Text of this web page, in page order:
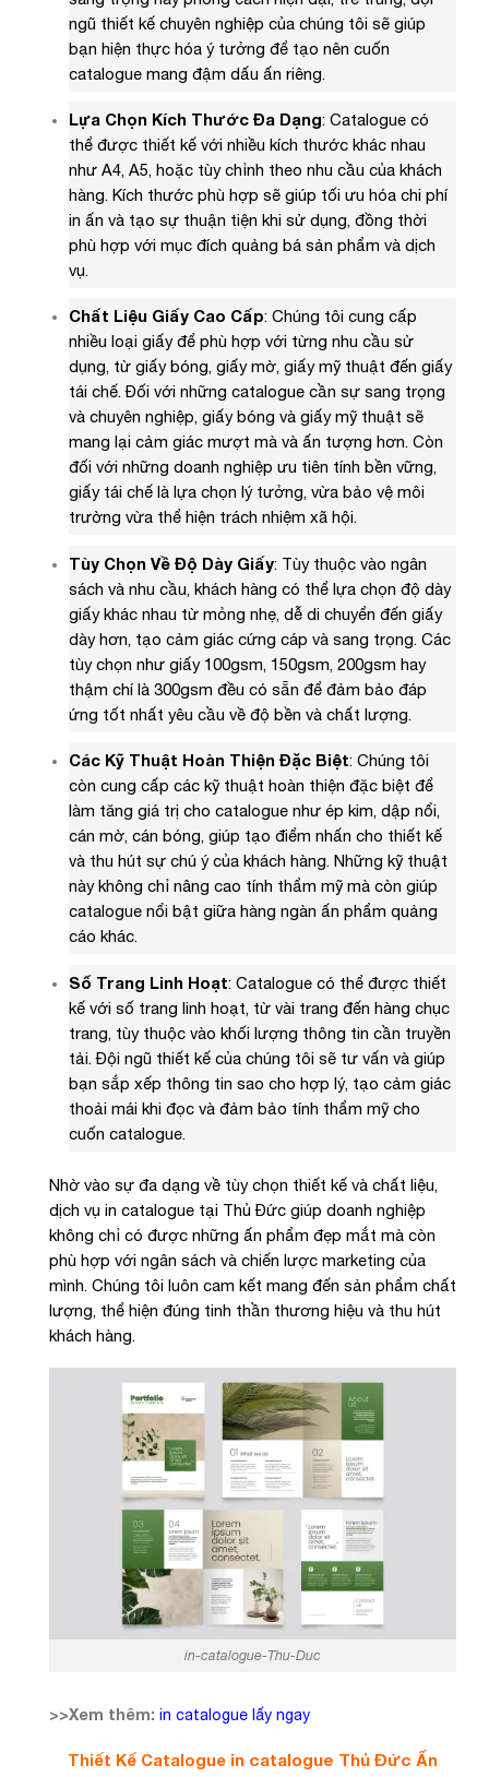
ngũ thiết kế chuyên nghiệp của chúng tôi sẽ giúp
bạn hiện thực hóa ý tưởng để tạo nên cuốn
catalogue mang đậm dấu ấn riêng.
Lựa Chọn Kích Thước Đa Dạng: Catalogue có
thể được thiết kế với nhiều kích thước khác nhau
như A4, A5, hoặc tùy chỉnh theo nhu cầu của khách
hàng. Kích thước phù hợp sẽ giúp tối ưu hóa chi phí
in ấn và tạo sự thuận tiện khi sử dụng, đồng thời
phù hợp với mục đích quảng bá sản phẩm và dịch
vụ.
Chất Liệu Giấy Cao Cấp: Chúng tôi cung cấp
nhiều loại giấy để phù hợp với từng nhu cầu sử
dụng, từ giấy bóng, giấy mờ, giấy mỹ thuật đến giấy
tái chế. Đối với những catalogue cần sự sang trọng
và chuyên nghiệp, giấy bóng và giấy mỹ thuật sẽ
mang lại cảm giác mượt mà và ấn tượng hơn. Còn
đối với những doanh nghiệp ưu tiên tính bền vững,
giấy tái chế là lựa chọn lý tưởng, vừa bảo vệ môi
trường vừa thể hiện trách nhiệm xã hội.
Tùy Chọn Về Độ Dày Giấy: Tùy thuộc vào ngân
sách và nhu cầu, khách hàng có thể lựa chọn độ dày
giấy khác nhau từ mỏng nhẹ, dễ di chuyển đến giấy
dày hơn, tạo cảm giác cứng cáp và sang trọng. Các
tùy chọn như giấy 100gsm, 150gsm, 200gsm hay
thậm chí là 300gsm đều có sẵn để đảm bảo đáp
ứng tốt nhất yêu cầu về độ bền và chất lượng.
Các Kỹ Thuật Hoàn Thiện Đặc Biệt: Chúng tôi
còn cung cấp các kỹ thuật hoàn thiện đặc biệt để
làm tăng giá trị cho catalogue như ép kim, dập nổi,
cán mờ, cán bóng, giúp tạo điểm nhấn cho thiết kế
và thu hút sự chú ý của khách hàng. Những kỹ thuật
này không chỉ nâng cao tính thẩm mỹ mà còn giúp
catalogue nổi bật giữa hàng ngàn ấn phẩm quảng
cáo khác.
Số Trang Linh Hoạt: Catalogue có thể được thiết
kế với số trang linh hoạt, từ vài trang đến hàng chục
trang, tùy thuộc vào khối lượng thông tin cần truyền
tải. Đội ngũ thiết kế của chúng tôi sẽ tư vấn và giúp
bạn sắp xếp thông tin sao cho hợp lý, tạo cảm giác
thoải mái khi đọc và đảm bảo tính thẩm mỹ cho
cuốn catalogue.
Nhờ vào sự đa dạng về tùy chọn thiết kế và chất liệu,
dịch vụ in catalogue tại Thủ Đức giúp doanh nghiệp
không chỉ có được những ấn phẩm đẹp mắt mà còn
phù hợp với ngân sách và chiến lược marketing của
mình. Chúng tôi luôn cam kết mang đến sản phẩm chất
lượng, thể hiện đúng tinh thần thương hiệu và thu hút
khách hàng.
in-catalogue-Thu-Duc
>>Xem thêm: in catalogue lấy ngay
Thiết Kế Catalogue in catalogue Thủ Đức Ấn